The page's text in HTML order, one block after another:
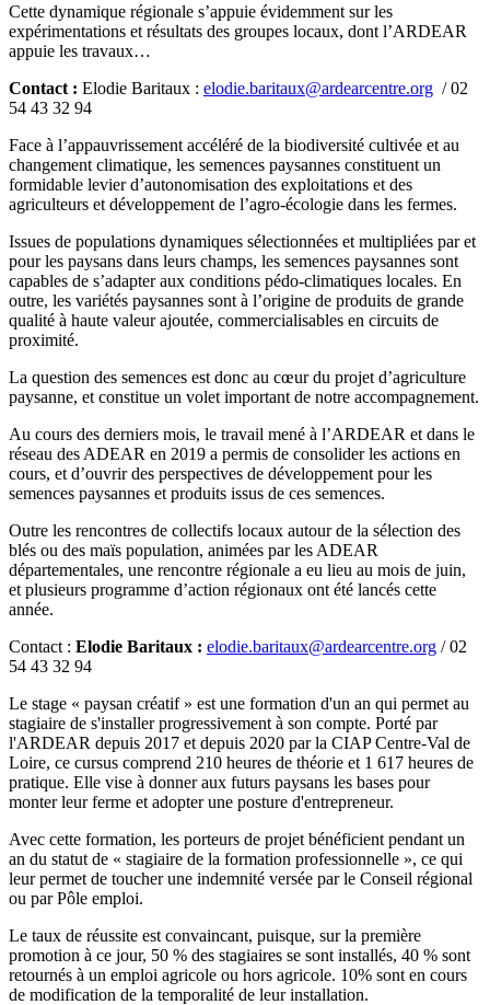
Cette dynamique régionale s’appuie évidemment sur les
expérimentations et résultats des groupes locaux, dont l’ARDEAR
appuie les travaux…
Contact : Elodie Baritaux : elodie.baritaux@ardearcentre.org / 02
54 43 32 94
Face à l’appauvrissement accéléré de la biodiversité cultivée et au
changement climatique, les semences paysannes constituent un
formidable levier d’autonomisation des exploitations et des
agriculteurs et développement de l’agro-écologie dans les fermes.
Issues de populations dynamiques sélectionnées et multipliées par et
pour les paysans dans leurs champs, les semences paysannes sont
capables de s’adapter aux conditions pédo-climatiques locales. En
outre, les variétés paysannes sont à l’origine de produits de grande
qualité à haute valeur ajoutée, commercialisables en circuits de
proximité.
La question des semences est donc au cœur du projet d’agriculture
paysanne, et constitue un volet important de notre accompagnement.
Au cours des derniers mois, le travail mené à l’ARDEAR et dans le
réseau des ADEAR en 2019 a permis de consolider les actions en
cours, et d’ouvrir des perspectives de développement pour les
semences paysannes et produits issus de ces semences.
Outre les rencontres de collectifs locaux autour de la sélection des
blés ou des maïs population, animées par les ADEAR
départementales, une rencontre régionale a eu lieu au mois de juin,
et plusieurs programme d’action régionaux ont été lancés cette
année.
Contact : Elodie Baritaux : elodie.baritaux@ardearcentre.org / 02
54 43 32 94
Le stage « paysan créatif » est une formation d'un an qui permet au
stagiaire de s'installer progressivement à son compte. Porté par
l'ARDEAR depuis 2017 et depuis 2020 par la CIAP Centre-Val de
Loire, ce cursus comprend 210 heures de théorie et 1 617 heures de
pratique. Elle vise à donner aux futurs paysans les bases pour
monter leur ferme et adopter une posture d'entrepreneur.
Avec cette formation, les porteurs de projet bénéficient pendant un
an du statut de « stagiaire de la formation professionnelle », ce qui
leur permet de toucher une indemnité versée par le Conseil régional
ou par Pôle emploi.
Le taux de réussite est convaincant, puisque, sur la première
promotion à ce jour, 50 % des stagiaires se sont installés, 40 % sont
retournés à un emploi agricole ou hors agricole. 10% sont en cours
de modification de la temporalité de leur installation.